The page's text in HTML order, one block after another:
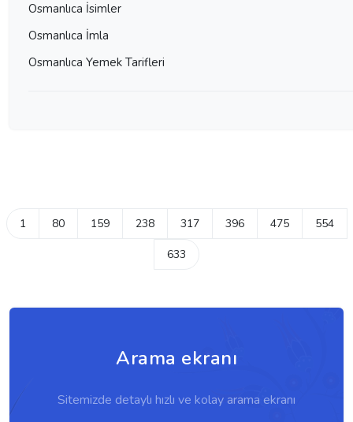
Osmanlıca İsimler
Osmanlıca İmla
Osmanlıca Yemek Tarifleri
1 80 159 238 317 396 475 554
633
Arama ekranı
Sitemizde detaylı hızlı ve kolay arama ekranı